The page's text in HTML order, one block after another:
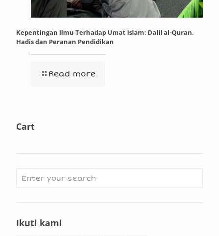
Kepentingan Ilmu Terhadap Umat Islam: Dalil al-Quran,
Hadis dan Peranan Pendidikan
Read more
Cart
Ikuti kami